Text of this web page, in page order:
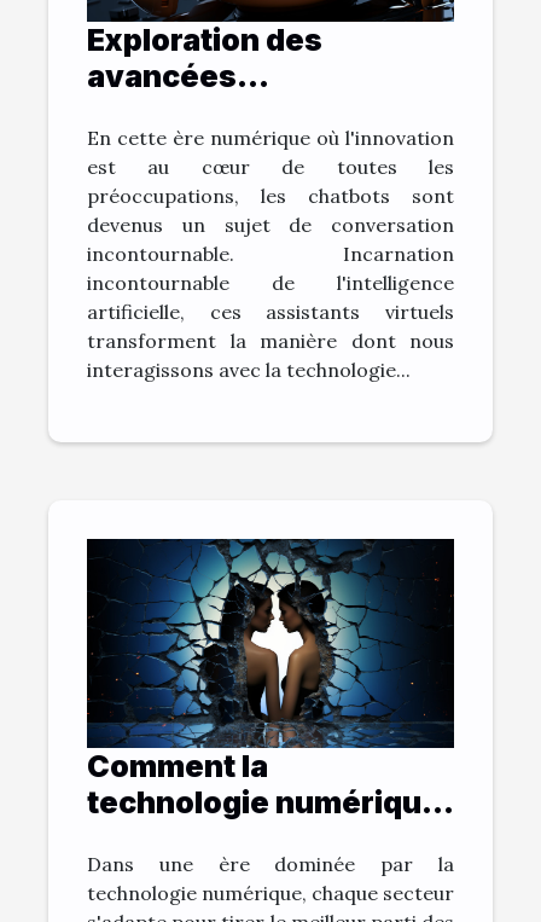
Exploration des
avancées
L'évolution des
chatbots
En cette ère numérique où l'innovation
est au cœur de toutes les
préoccupations, les chatbots sont
devenus un sujet de conversation
incontournable. Incarnation
incontournable de l'intelligence
artificielle, ces assistants virtuels
transforment la manière dont nous
interagissons avec la technologie...
Comment la
technologie numérique
droit du divorce
Dans une ère dominée par la
technologie numérique, chaque secteur